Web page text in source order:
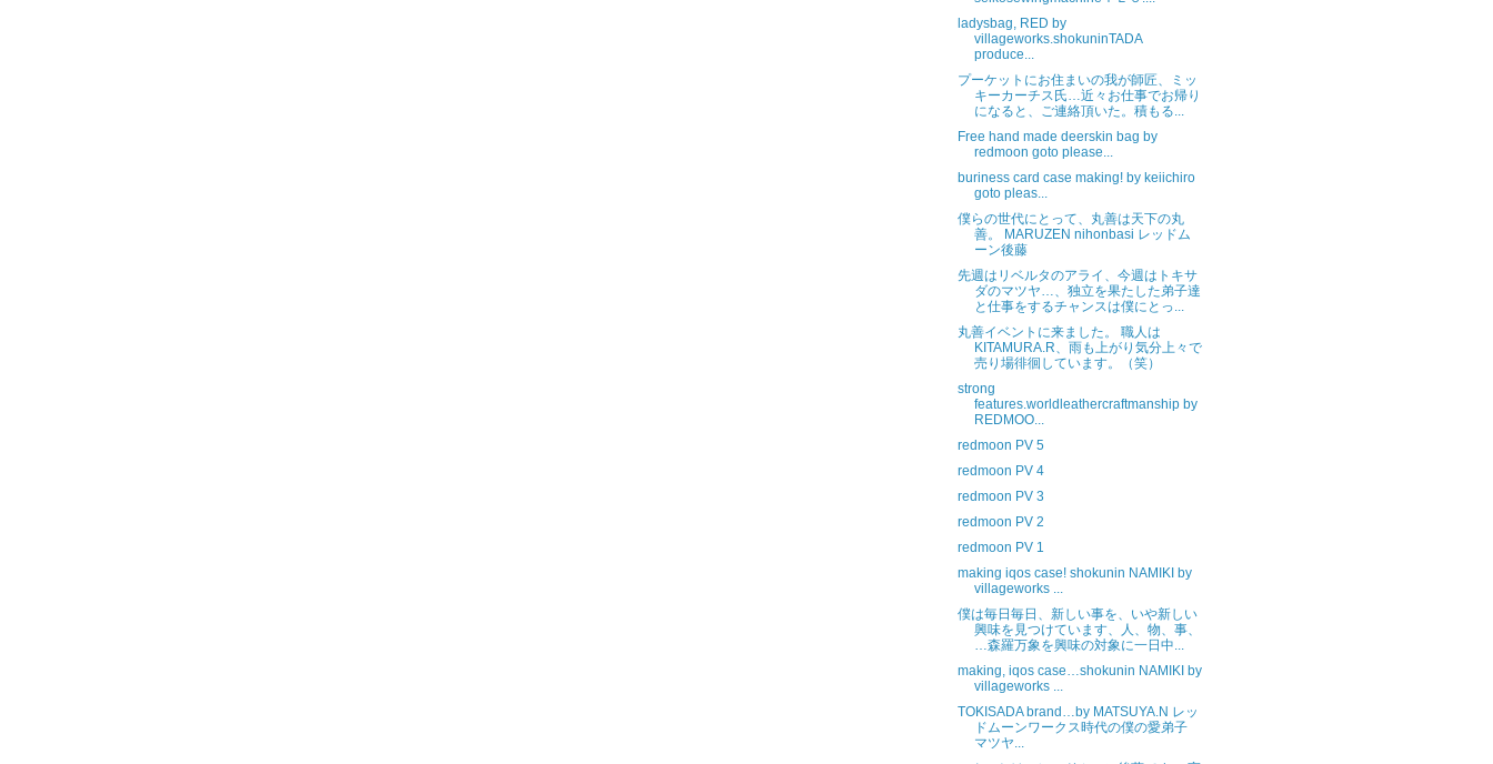
ladysbag, RED by
villageworks.shokuninTADA
produce...
プーケットにお住まいの我が師匠、ミッ
キーカーチス氏…近々お仕事でお帰り
になると、ご連絡頂いた。積もる...
Free hand made deerskin bag by
redmoon goto please...
buriness card case making! by keiichiro
goto pleas...
僕らの世代にとって、丸善は天下の丸
善。 MARUZEN nihonbasi レッドム
ーン後藤
先週はリベルタのアライ、今週はトキサ
ダのマツヤ…、独立を果たした弟子達
と仕事をするチャンスは僕にとっ...
丸善イベントに来ました。 職人は
KITAMURA.R、雨も上がり気分上々で
売り場徘徊しています。（笑）
strong
features.worldleathercraftmanship by
REDMOO...
redmoon PV 5
redmoon PV 4
redmoon PV 3
redmoon PV 2
redmoon PV 1
making iqos case! shokunin NAMIKI by
villageworks ...
僕は毎日毎日、新しい事を、いや新しい
興味を見つけています、人、物、事、
…森羅万象を興味の対象に一日中...
making, iqos case…shokunin NAMIKI by
villageworks ...
TOKISADA brand…by MATSUYA.N レッ
ドムーンワークス時代の僕の愛弟子
マツヤ...